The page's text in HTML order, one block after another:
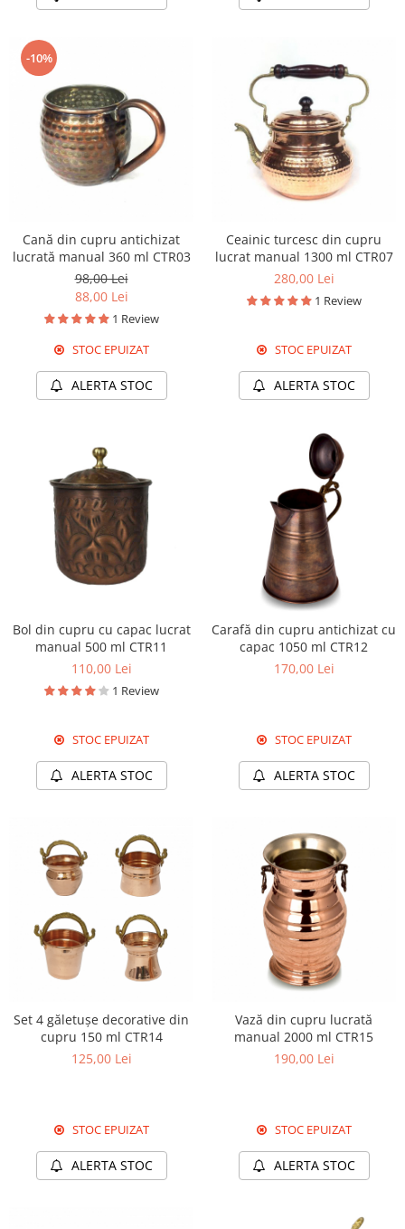
-10%
Cană din cupru antichizat
lucrată manual 360 ml CTR03
98,00 Lei
88,00 Lei
1 Review
STOC EPUIZAT
ALERTA STOC
Ceainic turcesc din cupru
lucrat manual 1300 ml CTR07
280,00 Lei
1 Review
STOC EPUIZAT
ALERTA STOC
Bol din cupru cu capac lucrat
manual 500 ml CTR11
110,00 Lei
1 Review
STOC EPUIZAT
ALERTA STOC
Carafă din cupru antichizat cu
capac 1050 ml CTR12
170,00 Lei
STOC EPUIZAT
ALERTA STOC
Set 4 găletușe decorative din
cupru 150 ml CTR14
125,00 Lei
STOC EPUIZAT
ALERTA STOC
Vază din cupru lucrată
manual 2000 ml CTR15
190,00 Lei
STOC EPUIZAT
ALERTA STOC